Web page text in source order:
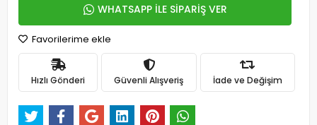
WHATSAPP İLE SİPARİŞ VER
Favorilerime ekle
Hızlı Gönderi Güvenli Alışveriş İade ve Değişim